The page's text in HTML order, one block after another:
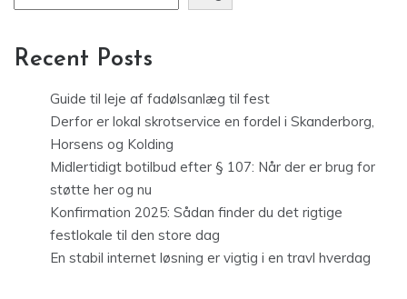
Recent Posts
Guide til leje af fadølsanlæg til fest
Derfor er lokal skrotservice en fordel i Skanderborg,
Horsens og Kolding
Midlertidigt botilbud efter § 107: Når der er brug for
støtte her og nu
Konfirmation 2025: Sådan finder du det rigtige
festlokale til den store dag
En stabil internet løsning er vigtig i en travl hverdag